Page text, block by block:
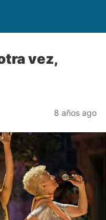
vez,
8 años ago